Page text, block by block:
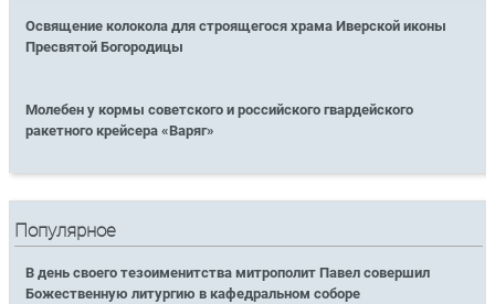
Освящение колокола для строящегося храма Иверской иконы
Пресвятой Богородицы
Молебен у кормы советского и российского гвардейского
ракетного крейсера «Варяг»
Популярное
В день своего тезоименитства митрополит Павел совершил
Божественную литургию в кафедральном соборе